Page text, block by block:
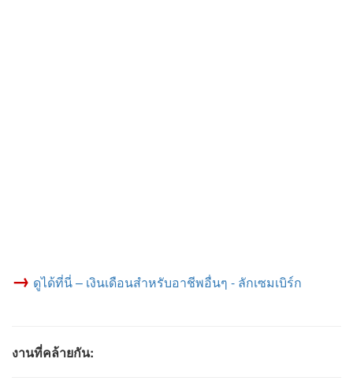
→ ดูได้ที่นี่ – เงินเดือนสำหรับอาชีพอื่นๆ - ลักเซมเบิร์ก
งานที่คล้ายกัน: